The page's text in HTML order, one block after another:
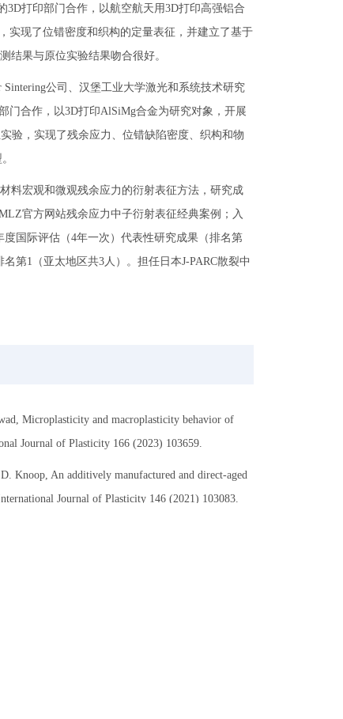
3D打印部门合作，以航空航天用3D打印高强铝合
实现了位错密度和织构的定量表征，并建立了基于
结果与原位实验结果吻合很好。
公司、汉堡工业大学激光和系统技术研究
门合作，以3D打印AlSiMg合金为研究对象，开展
验，实现了残余应力、位错缺陷密度、织构和物
料宏观和微观残余应力的衍射表征方法，研究成
官方网站残余应力中子衍射表征经典案例；入
度国际评估（4年一次）代表性研究成果（排名第
第1（亚太地区共3人）。担任日本J-PARC散裂中
Microplasticity and macroplasticity behavior of
Journal of Plasticity 166 (2023) 103659.
An additively manufactured and direct-aged
Journal of Plasticity 146 (2021) 103083.